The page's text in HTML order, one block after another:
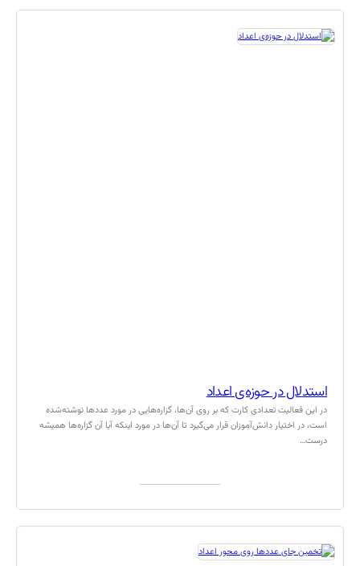
استدلال در حوزه‌ی اعداد
در این فعالیت تعدادی کارت که بر روی آن‌ها، گزاره‌هایی در مورد عددها نوشته‌شده
است، در اختیار دانش‌آموزان قرار می‌گیرد تا آن‌ها در مورد اینکه آیا آن گزاره‌ها همیشه
درست…